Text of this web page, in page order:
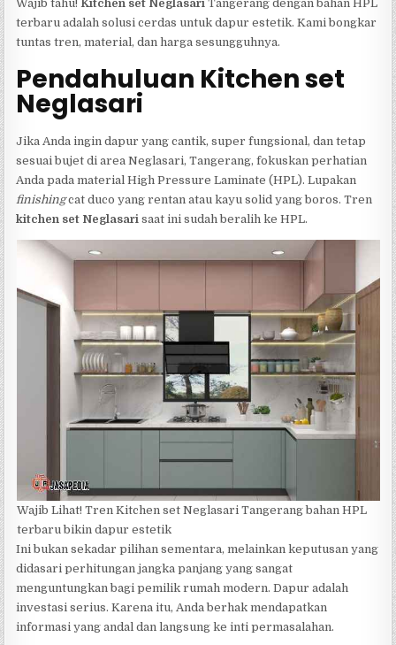
Wajib tahu!Kitchen set Neglasari Tangerang dengan bahan HPL
terbaru adalah solusi cerdas untuk dapur estetik. Kami bongkar
tuntas tren, material, dan harga sesungguhnya.
Pendahuluan Kitchen set
Neglasari
Jika Anda ingin dapur yang cantik, super fungsional, dan tetap
sesuai bujet di area Neglasari, Tangerang, fokuskan perhatian
Anda pada material High Pressure Laminate (HPL). Lupakan
finishingcat duco yang rentan atau kayu solid yang boros. Tren
kitchen set Neglasari saat ini sudah beralih ke HPL.
Wajib Lihat! Tren Kitchen set Neglasari Tangerang bahan HPL
terbaru bikin dapur estetik
Ini bukan sekadar pilihan sementara, melainkan keputusan yang
didasari perhitungan jangka panjang yang sangat
menguntungkan bagi pemilik rumah modern. Dapur adalah
investasi serius. Karena itu, Anda berhak mendapatkan
informasi yang andal dan langsung ke inti permasalahan.